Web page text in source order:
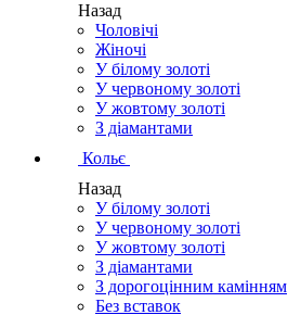
Назад
Чоловічі
Жіночі
У білому золоті
У червоному золоті
У жовтому золоті
З діамантами
Кольє
Назад
У білому золоті
У червоному золоті
У жовтому золоті
З діамантами
З дорогоцінним камінням
Без вставок